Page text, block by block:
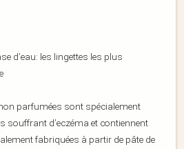
d’eau: les lingettes les plus
parfumées sont spécialement
souffrant d’eczéma et contiennent
fabriquées à partir de pâte de